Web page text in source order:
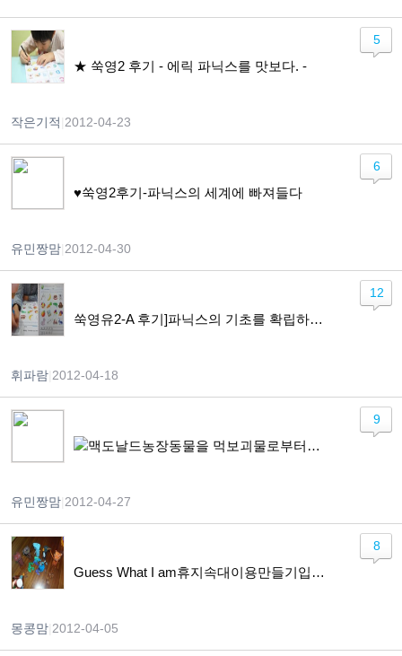
★ 쑥영2 후기 - 에릭 파닉스를 맛보다. -
작은기적 2012-04-23
5
♥쑥영2후기-파닉스의 세계에 빠져들다
유민짱맘 2012-04-30
6
쑥영유2-A 후기]파닉스의 기초를 확립하고 읽기와 쓰기 기반을 확실히 다져줍니다.
휘파람 2012-04-18
12
맥도날드농장동물을 먹보괴물로부터구하라.
유민짱맘 2012-04-27
9
Guess What I am휴지속대이용만들기입니다.
몽콩맘 2012-04-05
8